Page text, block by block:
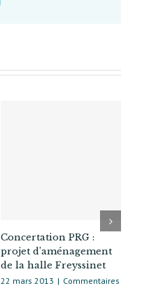
du
Concertation PRG :
projet d’aménagement
de la halle Freyssinet
22 mars 2013 | Commentaires